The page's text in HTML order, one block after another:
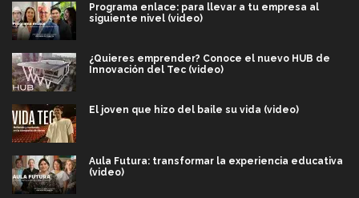
Programa enlace: para llevar a tu empresa al
siguiente nivel (video)
¿Quieres emprender? Conoce el nuevo HUB de
Innovación del Tec (video)
El joven que hizo del baile su vida (video)
Aula Futura: transformar la experiencia educativa
(video)